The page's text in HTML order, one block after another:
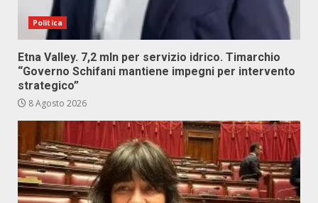
Politica
Etna Valley. 7,2 mln per servizio idrico. Timarchio
“Governo Schifani mantiene impegni per intervento
strategico”
8 Agosto 2026